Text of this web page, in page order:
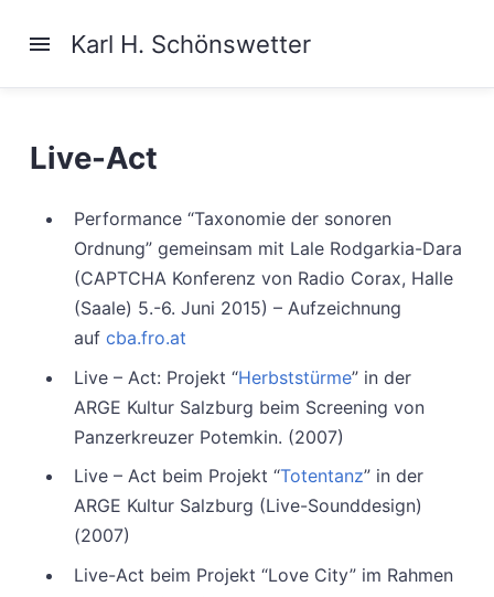
Karl H. Schönswetter
Live-Act
Performance “Taxonomie der sonoren
Ordnung” gemeinsam mit Lale Rodgarkia-Dara
(CAPTCHA Konferenz von Radio Corax, Halle
(Saale) 5.-6. Juni 2015) – Aufzeichnung
aufcba.fro.at
Live – Act: Projekt “Herbststürme” in der
ARGE Kultur Salzburg beim Screening von
Panzerkreuzer Potemkin. (2007)
Live – Act beim Projekt “Totentanz” in der
ARGE Kultur Salzburg (Live-Sounddesign)
(2007)
Live-Act beim Projekt “Love City” im Rahmen